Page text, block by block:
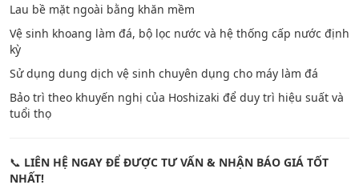
Lau bề mặt ngoài bằng khăn mềm
Vệ sinh khoang làm đá, bộ lọc nước và hệ thống cấp nước định
kỳ
Sử dụng dung dịch vệ sinh chuyên dụng cho máy làm đá
Bảo trì theo khuyến nghị của Hoshizaki để duy trì hiệu suất và
tuổi thọ
📞 LIÊN HỆ NGAY ĐỂ ĐƯỢC TƯ VẤN & NHẬN BÁO GIÁ TỐT
NHẤT!